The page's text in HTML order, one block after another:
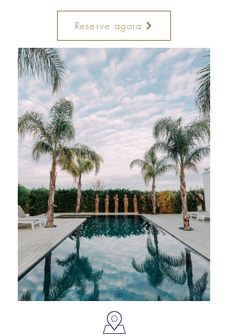
Reserve agora